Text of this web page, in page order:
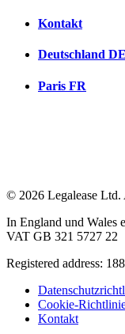
Kontakt
Deutschland DE
Paris FR
© 2026 Legalease Ltd.
In England und Wales
VAT GB 321 5727 22
Registered address:
Cookie-
Kontakt